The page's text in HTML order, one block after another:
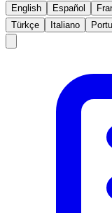
English Español
Türkçe
Italiano